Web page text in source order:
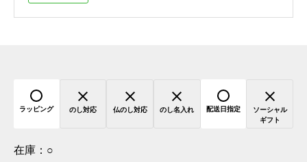
ラッピング のし対応 仏のし対応 のし名入れ 配送日指定
ソーシャル
ギフト
在庫： ○